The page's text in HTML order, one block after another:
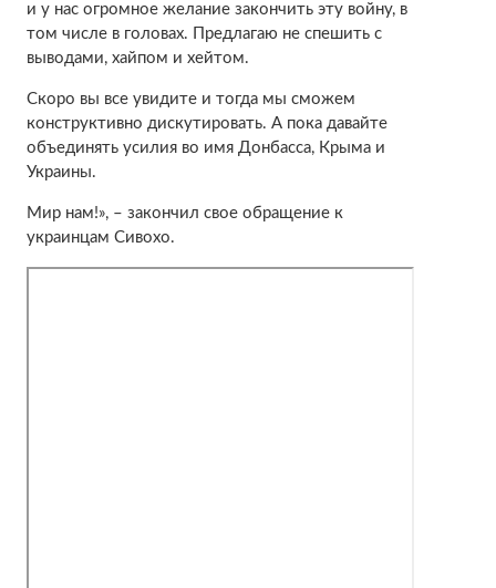
и у нас огромное желание закончить эту войну, в
том числе в головах. Предлагаю не спешить с
выводами, хайпом и хейтом.
Скоро вы все увидите и тогда мы сможем
конструктивно дискутировать. А пока давайте
объединять усилия во имя Донбасса, Крыма и
Украины.
Мир нам!», – закончил свое обращение к
украинцам Сивохо.